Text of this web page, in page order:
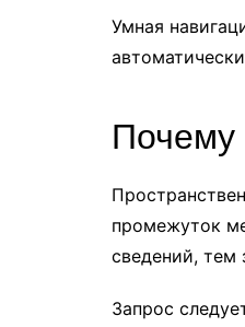
Умная
Почему
промежуток
сведений, тем
Запрос